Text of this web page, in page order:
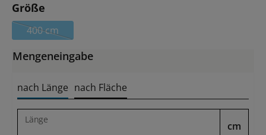
Größe
400 cm(Diese Option ist zurzeit nicht verfügbar.)
Mengeneingabe
nach Länge nach Fläche
Länge
cm